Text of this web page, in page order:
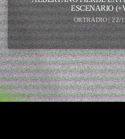
ESCENARIO
ORTRADIO | 22/